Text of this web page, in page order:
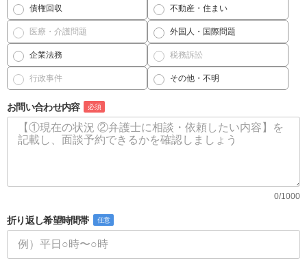
債権回収 不動産・住まい
医療・介護問題 外国人・国際問題
企業法務 税務訴訟
行政事件 その他・不明
お問い合わせ内容 必須
0/1000
折り返し希望時間帯 任意